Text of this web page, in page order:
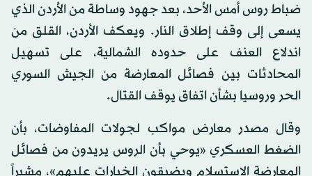
ضباط روس أمس الأحد، بعد جهود وساطة من الأردن الذي
يسعى إلى وقف إطلاق النار. ويعكف الأردن، القلق من
اندلاع العنف على حدوده الشمالية، على تسهيل
المحادثات بين فصائل المعارضة من الجيش السوري
الحر وروسيا بشأن اتفاق يوقف القتال.
وقال مصدر معارض مواكب لجولات المفاوضات، بأن
الضغط العسكري «يوحي بأن الروس يريدون من فصائل
المعارضة الاستسلام ويضيقون الخيارات عليهم»، مشيراً